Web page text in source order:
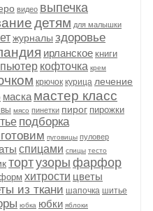
видео выпечка
детям для малышки
журналы здоровье
ирланское книги
кофточка крем
крючок курица лечение
маска мастер класс
мясо пинетки пирог пирожки
подборка
пуговицы пуловер
спицами спицы тесто
тортузоры фарфор
хитрости цветы
из ткани шапочка шитье
юбка юбки яблоки